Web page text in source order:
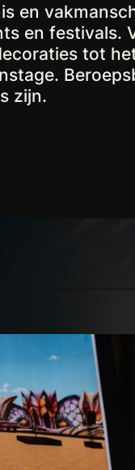
en
en festivals.
tot
zijn.